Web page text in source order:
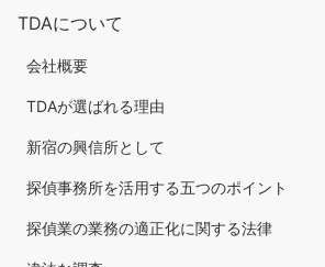
TDAについて
会社概要
TDAが選ばれる理由
新宿の興信所として
探偵事務所を活用する五つのポイント
探偵業の業務の適正化に関する法律